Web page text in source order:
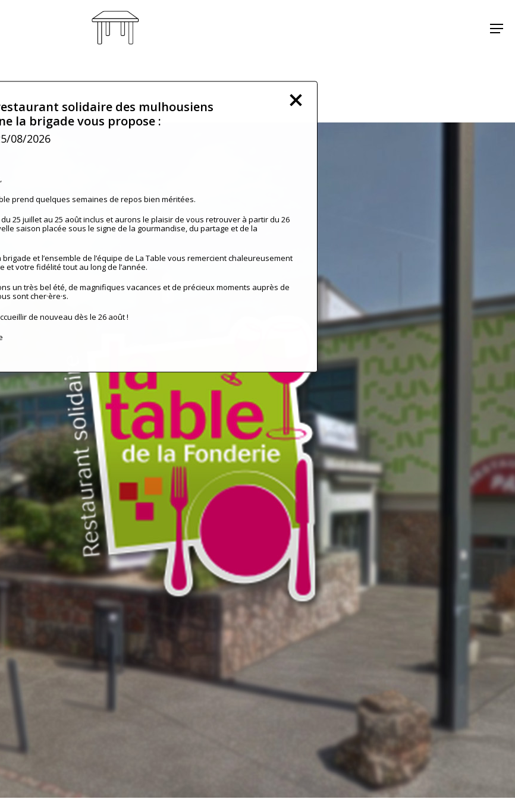
Menu
solidaire des mulhousiens
la brigade vous propose :
08/2026
prend quelques semaines de repos bien méritées.
25 juillet au 25 août inclus et aurons le plaisir de vous retrouver à partir du 26
saison placée sous le signe de la gourmandise, du partage et de la
brigade et l’ensemble de l’équipe de La Table vous remercient chaleureusement
et votre fidélité tout au long de l’année.
un très bel été, de magnifiques vacances et de précieux moments auprès de
sont cher·ère·s.
de nouveau dès le 26 août !